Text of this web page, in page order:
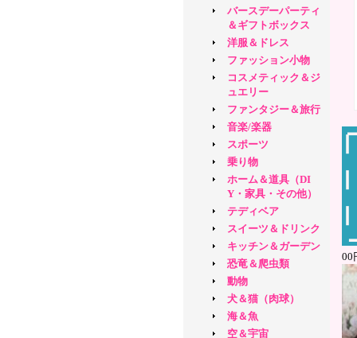
バースデーパーティ
＆ギフトボックス
洋服＆ドレス
ファッション小物
コスメティック＆ジ
ュエリー
ファンタジー＆旅行
音楽/楽器
スポーツ
乗り物
ホーム＆道具（DI
Y・家具・その他）
テディベア
スイーツ＆ドリンク
キッチン＆ガーデン
恐竜＆爬虫類
動物
犬＆猫（肉球）
海＆魚
空＆宇宙
00